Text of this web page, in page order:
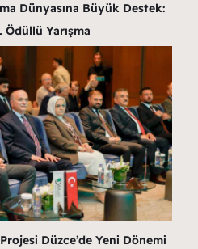
Dünyasına Büyük Destek:
Ödüllü Yarışma
Düzce’de Yeni Dönemi